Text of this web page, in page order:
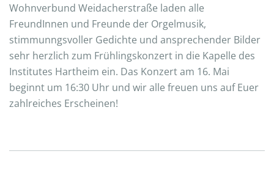
Wohnverbund Weidacherstraße laden alle
FreundInnen und Freunde der Orgelmusik,
stimmunngsvoller Gedichte und ansprechender Bilder
sehr herzlich zum Frühlingskonzert in die Kapelle des
Institutes Hartheim ein. Das Konzert am 16. Mai
beginnt um 16:30 Uhr und wir alle freuen uns auf Euer
zahlreiches Erscheinen!